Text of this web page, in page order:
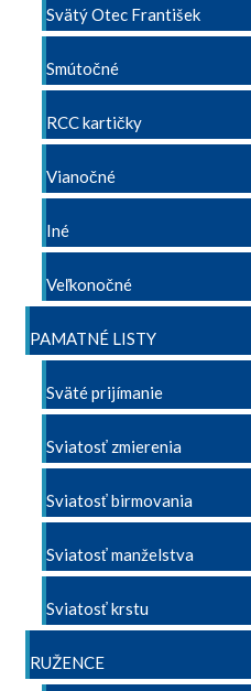
Svätý Otec František
Smútočné
RCC kartičky
Vianočné
Iné
Veľkonočné
PAMATNÉ LISTY
Sväté prijímanie
Sviatosť zmierenia
Sviatosť birmovania
Sviatosť manželstva
Sviatosť krstu
RUŽENCE